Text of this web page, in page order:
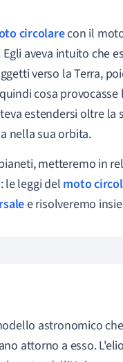
circolarecon il
Egli aveva intuito che
verso la Terra,
cosa
estendersi oltre la
nella sua orbita.
metteremo in
leleggi del moto
e risolveremo
astronomico
attorno a esso.